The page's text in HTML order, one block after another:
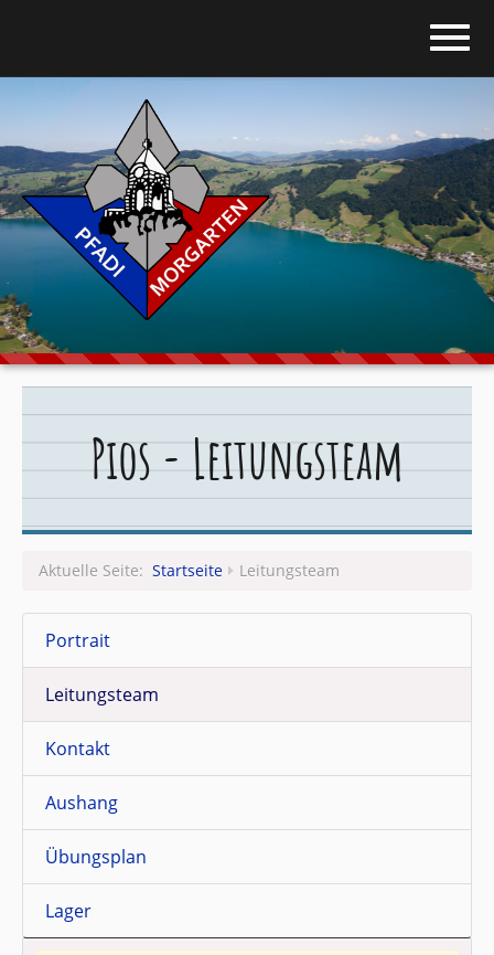
Blog
Über uns
Stufen
DownloadsPios - Leitungsteam
Aktuelle Seite: Startseite Leitungsteam
Portrait
Leitungsteam
Kontakt
Aushang
Übungsplan
Lager